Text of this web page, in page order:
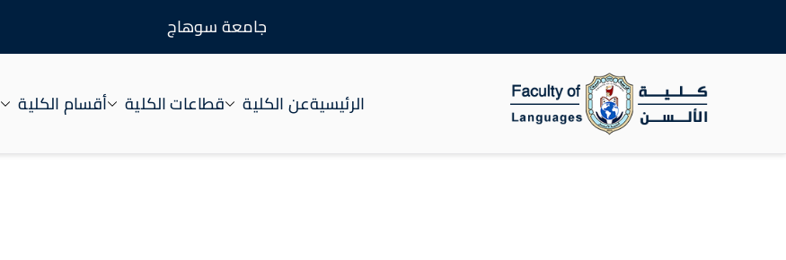
جامعة سوهاج
الرئيسيةعن الكلية قطاعات الكلية أقسام الكلية